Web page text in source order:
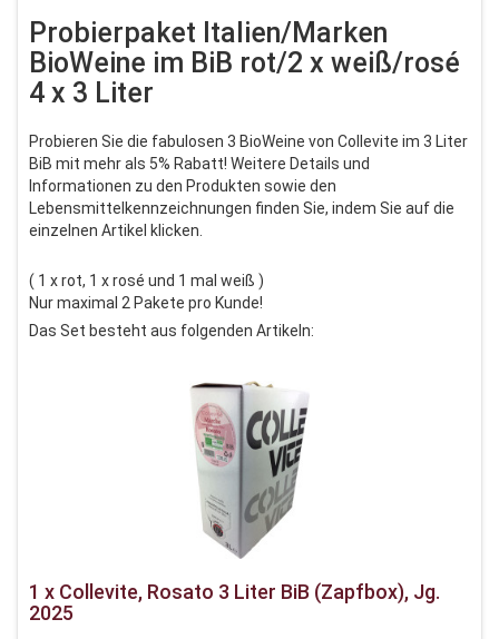
Probierpaket Italien/Marken
BioWeine im BiB rot/2 x weiß/rosé
4 x 3 Liter
Probieren Sie die fabulosen 3 BioWeine von Collevite im 3 Liter
BiB mit mehr als 5% Rabatt! Weitere Details und
Informationen zu den Produkten sowie den
Lebensmittelkennzeichnungen finden Sie, indem Sie auf die
einzelnen Artikel klicken.
( 1 x rot, 1 x rosé und 1 mal weiß )
Nur maximal 2 Pakete pro Kunde!
Das Set besteht aus folgenden Artikeln:
1 x Collevite, Rosato 3 Liter BiB (Zapfbox), Jg.
2025